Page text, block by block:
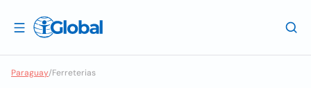
Paraguay/Ferreterias